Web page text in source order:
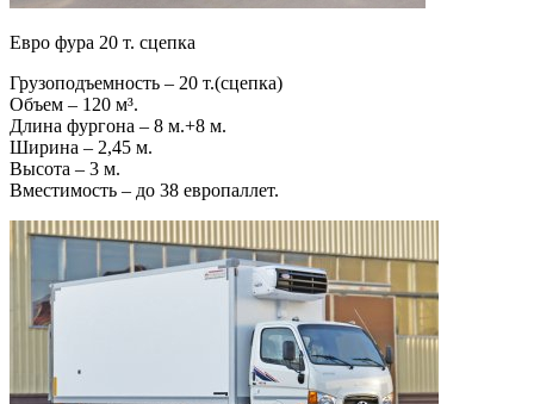
Евро фура 20 т. сцепка
Грузоподъемность – 20 т.(сцепка)
Объем – 120 м³.
Длина фургона – 8 м.+8 м.
Ширина – 2,45 м.
Высота – 3 м.
Вместимость – до 38 европаллет.